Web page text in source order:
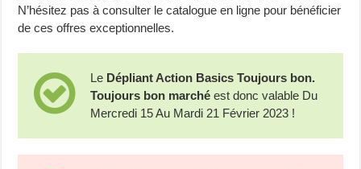
N’hésitez pas à consulter le catalogue en ligne pour bénéficier
de ces offres exceptionnelles.
Le Dépliant Action Basics Toujours bon.
Toujours bon marchéest donc valable Du
Mercredi 15 Au Mardi 21 Février 2023 !